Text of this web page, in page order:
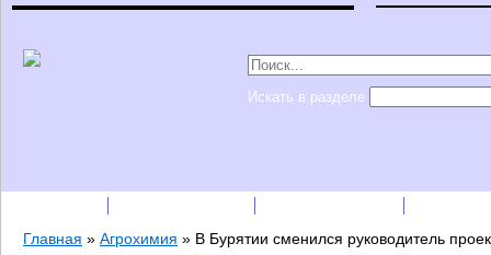
Искать в разделе
Главная » Агрохимия » В Бурятии сменился руководитель